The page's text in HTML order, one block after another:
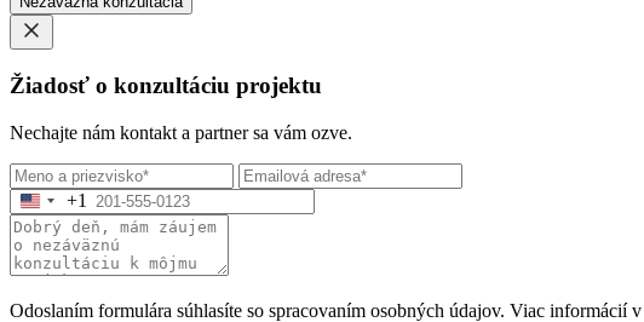
Žiadosť o konzultáciu projektu
Nechajte nám kontakt a partner sa vám ozve.
+1
Odoslaním formulára súhlasíte so spracovaním osobných údajov. Viac informácií v